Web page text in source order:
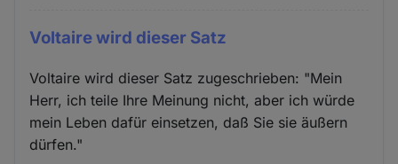
Voltaire wird dieser Satz
Voltaire wird dieser Satz zugeschrieben: "Mein
Herr, ich teile Ihre Meinung nicht, aber ich würde
mein Leben dafür einsetzen, daß Sie sie äußern
dürfen."